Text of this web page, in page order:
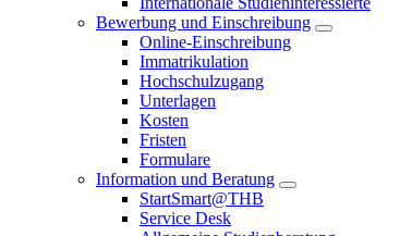
Bewerbung und Einschreibung
Online-Einschreibung
Immatrikulation
Hochschulzugang
Unterlagen
Kosten
Fristen
Formulare
Information und Beratung
StartSmart@THB
Service Desk